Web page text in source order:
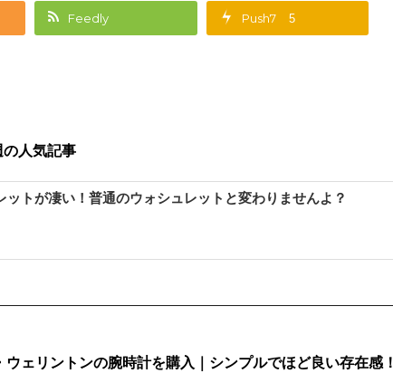
Feedly Push7 5
人気記事
ットが凄い！普通のウォシュレットと変わりませんよ？
ウェリントンの腕時計を購入｜シンプルでほど良い存在感！